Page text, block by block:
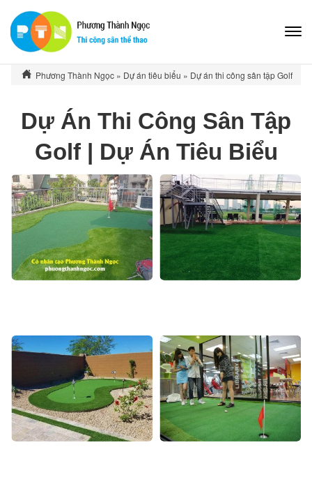
Phương Thành Ngọc » Dự án tiêu biểu » Dự án thi công sân tập Golf
Dự Án Thi Công Sân Tập
Golf | Dự Án Tiêu Biểu